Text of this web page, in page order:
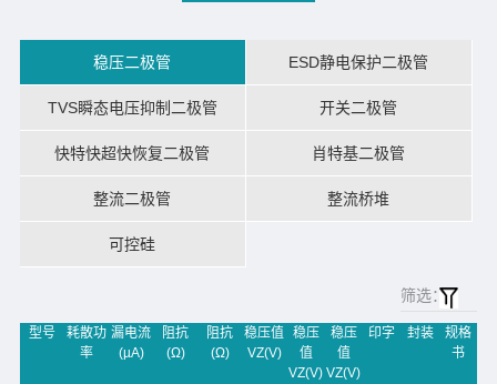
稳压二极管 ESD静电保护二极管
TVS瞬态电压抑制二极管 开关二极管
快特快超快恢复二极管 肖特基二极管
整流二极管 整流桥堆
可控硅
筛选：
型号
耗散功
率
漏电流
(µA)
阻抗
(Ω)
阻抗
(Ω)
稳压值
VZ(V)
稳压
值
VZ(V)
稳压
值
VZ(V)
印字 封装
规格
书